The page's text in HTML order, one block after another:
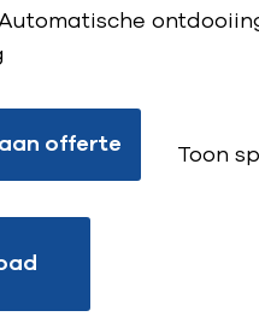
offerte Toon